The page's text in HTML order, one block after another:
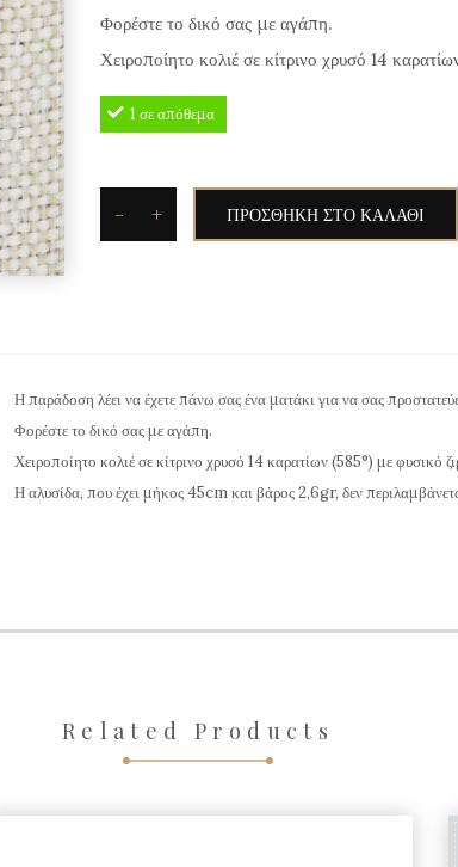
Φορέστε το δικό σας με αγάπη.
Χειροποίητο κολιέ σε κίτρινο χρυσό 14
1 σε απόθεμα
-
ENC505
ποσότητα
+ ΠΡΟΣΘΉΚΗ ΣΤΟ ΚΑΛΆΘΙ
Η παράδοση λέει να έχετε πάνω σας ένα ματάκι για να σας
Φορέστε το δικό σας με αγάπη.
Χειροποίητο κολιέ σε κίτρινο χρυσό 14 καρατίων (585°) με φυσικό
Η αλυσίδα, που έχει μήκος 45cm και βάρος 2,6gr, δεν
Related Products